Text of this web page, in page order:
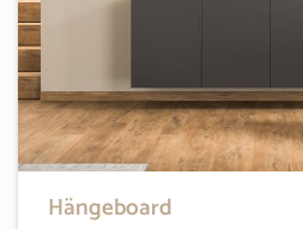
Hängeboard